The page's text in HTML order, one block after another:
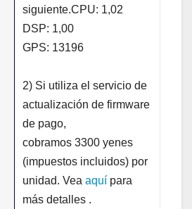
siguiente.CPU: 1,02
DSP: 1,00
GPS: 13196
2) Si utiliza el servicio de
actualización de firmware
de pago,
cobramos 3300 yenes
(impuestos incluidos) por
unidad. Veaaquí para
más detalles .